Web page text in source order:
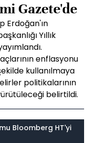
Gazete'de
Erdoğan'ın
Yıllık
enflasyonu
kullanılmaya
politikalarının
belirtildi.
Bloomberg HT'yi